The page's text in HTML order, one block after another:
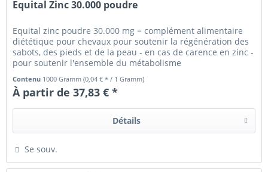
Equital Zinc 30.000 poudre
Equital zinc poudre 30.000 mg = complément alimentaire
diététique pour chevaux pour soutenir la régénération des
sabots, des pieds et de la peau - en cas de carence en zinc -
pour soutenir l'ensemble du métabolisme
Contenu 1000 Gramm(0,04 € * / 1 Gramm)
À partir de 37,83 € *
Détails
Se souv.